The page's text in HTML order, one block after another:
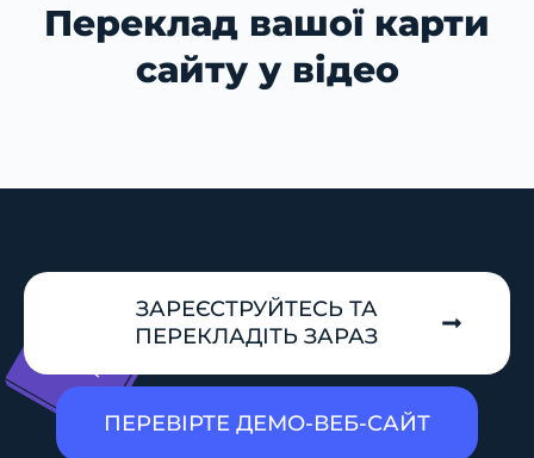
Переклад вашої карти
сайту у відео
ЗАРЕЄСТРУЙТЕСЬ ТА
ПЕРЕКЛАДІТЬ ЗАРАЗ
ПЕРЕВІРТЕ ДЕМО-ВЕБ-САЙТ